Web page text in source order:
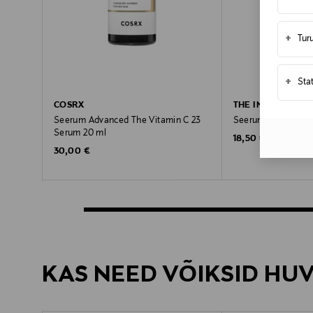
+
+
COSRX
Seerum Advanced The Vitamin C 23
Serum 20 ml
Original Price
30,00 €
THE INKEY LIST
Seerum Ceramide
Original Price
18,50 €
KAS NEED VÕIKSID